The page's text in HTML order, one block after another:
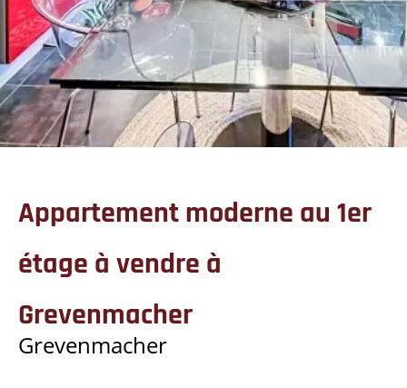
Appartement moderne au 1er
étage à vendre à
Grevenmacher
Grevenmacher